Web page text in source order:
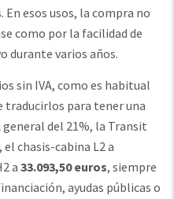
esos usos, la compra no
como por la facilidad de
durante varios años.
sin IVA, como es habitual
traducirlos para tener una
general del 21%, la Transit
, el chasis-cabina L2 a
a 33.093,50 euros, siempre
ayudas públicas o